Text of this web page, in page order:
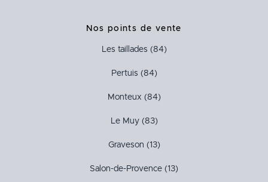
Nos points de vente
Les taillades (84)
Pertuis (84)
Monteux (84)
Le Muy (83)
Graveson (13)
Salon-de-Provence (13)